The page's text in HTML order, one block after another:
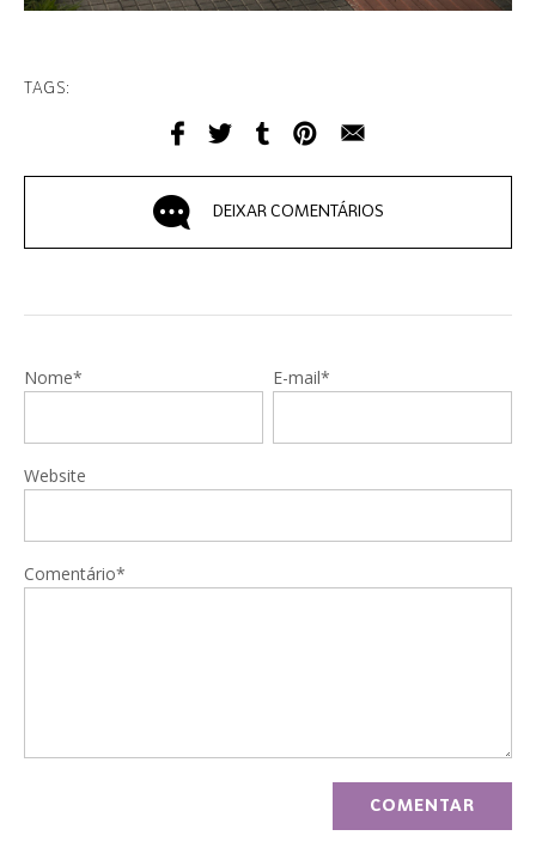
TAGS:
DEIXAR COMENTÁRIOS
Nome* E-mail*
Website
Comentário*